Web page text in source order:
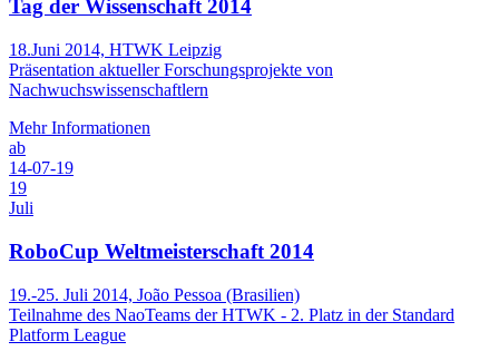
Tag der Wissenschaft 2014
18.Juni 2014, HTWK Leipzig
Präsentation aktueller Forschungsprojekte von
Nachwuchswissenschaftlern
Mehr Informationen
ab
14-07-19
19
Juli
RoboCup Weltmeisterschaft 2014
19.-25. Juli 2014, João Pessoa (Brasilien)
Teilnahme des NaoTeams der HTWK - 2. Platz in der Standard
Platform League